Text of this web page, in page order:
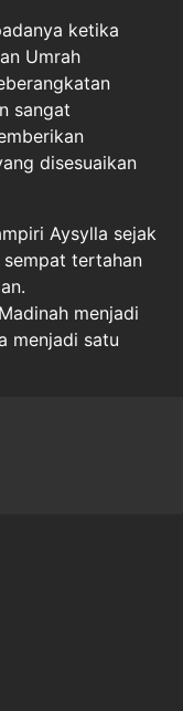
ketika
Umrah
sangat
disesuaikan
Aysylla sejak
tertahan
menjadi
menjadi satu